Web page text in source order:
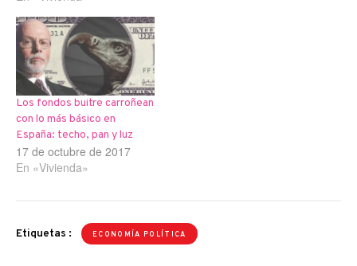
Los fondos buitre carroñean
con lo más básico en
España: techo, pan y luz
17 de octubre de 2017
En «Vivienda»
Etiquetas : ECONOMÍA POLÍTICA